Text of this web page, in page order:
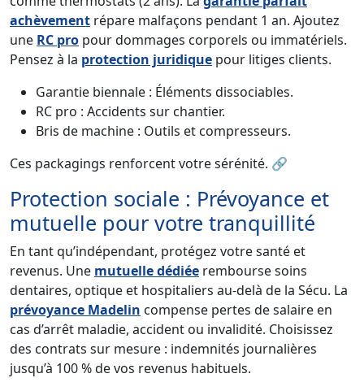
achèvement répare malfaçons pendant 1 an. Ajoutez
une RC pro pour dommages corporels ou immatériels.
Pensez à la protection juridique pour litiges clients.
Garantie biennale : Éléments dissociables.
RC pro : Accidents sur chantier.
Bris de machine : Outils et compresseurs.
Ces packagings renforcent votre sérénité. 🔗
Protection sociale : Prévoyance et
mutuelle pour votre tranquillité
En tant qu’indépendant, protégez votre santé et
revenus. Une mutuelle dédiée rembourse soins
dentaires, optique et hospitaliers au-delà de la Sécu. La
prévoyance Madelin compense pertes de salaire en
cas d’arrêt maladie, accident ou invalidité. Choisissez
des contrats sur mesure : indemnités journalières
jusqu’à 100 % de vos revenus habituels.